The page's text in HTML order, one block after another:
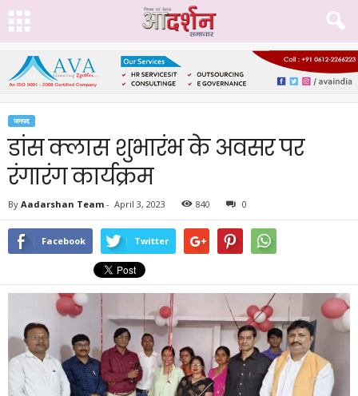
जनपद
डांस क्लास शुभारंभ के अवसर पर
रंगारंग कार्यक्रम
By Aadarshan Team - April 3, 2023 840 0
Facebook Twitter